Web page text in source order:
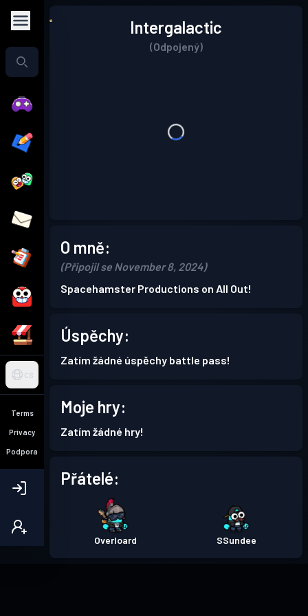
CS
Terms
Privacy
Podpora
Intergalactic
(Odpojený)
O mně:
(Připojil se November 8, 2024)
Spacehamster Productions on All Out!
Úspěchy:
Zatím žádné úspěchy battle pass!
Moje hry:
Zatím žádné hry!
Přátelé:
Overloard SSundee